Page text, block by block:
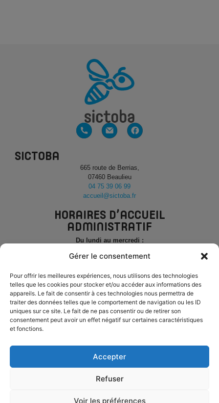
Gérer le consentement
Pour offrir les meilleures expériences, nous utilisons des technologies
telles que les cookies pour stocker et/ou accéder aux informations des
appareils. Le fait de consentir à ces technologies nous permettra de
traiter des données telles que le comportement de navigation ou les ID
uniques sur ce site. Le fait de ne pas consentir ou de retirer son
consentement peut avoir un effet négatif sur certaines caractéristiques
et fonctions.
Accepter
Refuser
Voir les préférences
SICTOBA
665 route de Berrias,
07460 Beaulieu
04 75 39 06 99
accueil@sictoba.fr
HORAIRES D’ACCUEIL
ADMINISTRATIF
Du lundi au mercredi :
de 8h30 à 12h30 et de 14h à 17h
PERMANENCE TÉLÉPHONIQUE
Du lundi au mercredi :
de 8h30 à 12h30 et de 14h à 17h